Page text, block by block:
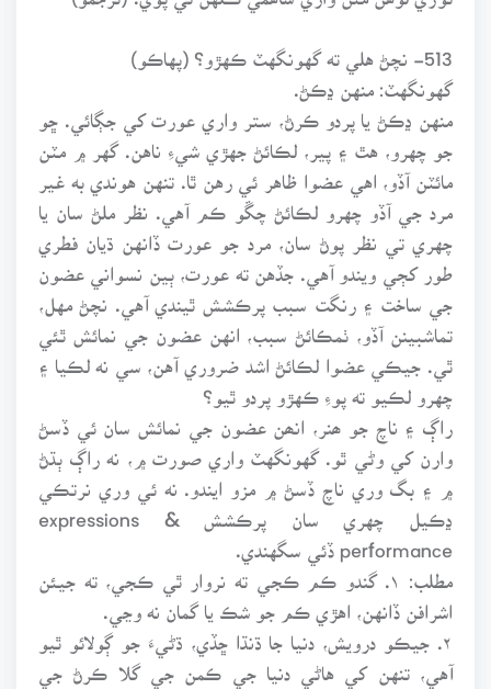
513- نچڻ هلي ته گهونگهٽ ڪهڙو؟ (پهاڪو)
گهونگهٽ: منهن ڍڪڻ.
منهن ڍڪڻ يا پردو ڪرڻ، ستر واري عورت کي جڳائي. ڇو
جو چهرو، هٿ ۽ پير، لڪائڻ جهڙي شيءِ ناهن. گهر ۾ مٽن
مائٽن آڏو، اهي عضوا ظاهر ئي رهن ٿا. تنهن هوندي به غير
مرد جي آڏو چهرو لڪائڻ چڱو ڪم آهي. نظر ملڻ سان يا
چهري تي نظر پوڻ سان، مرد جو عورت ڏانهن ڌيان فطري
طور کڄي ويندو آهي. جڏهن ته عورت، ٻين نسواني عضون
جي ساخت ۽ رنگت سبب پرڪشش ٿيندي آهي. نچڻ مهل،
تماشبينن آڏو، ٺمڪائڻ سبب، انهن عضون جي نمائش ٿئي
ٿي. جيڪي عضوا لڪائڻ اشد ضروري آهن، سي نه لڪيا ۽
چهرو لڪيو ته پوءِ ڪهڙو پردو ٿيو؟
راڳ ۽ ناچ جو ھنر، انھن عضون جي نمائش سان ئي ڏسڻ
وارن کي وڻي ٿو. گهونگهٽ واري صورت ۾، نه راڳ ٻڌڻ
۾ ۽ بگ وري ناچ ڏسڻ ۾ مزو ايندو. نه ئي وري نرتڪي
ڍڪيل چهري سان پرڪشش expressions &
performance ڏئي سگهندي.
مطلب: ۱. گندو ڪم ڪجي ته نروار ٿي ڪجي، ته جيئن
اشرافن ڏانهن، اهڙي ڪم جو شڪ يا گمان نه وڃي.
۲. جيڪو درويش، دنيا جا ڌنڌا ڇڏي، ڌڻيءَ جو ڳولائو ٿيو
آهي، تنهن کي هاڻي دنيا جي ڪمن جي گلا ڪرڻ جي